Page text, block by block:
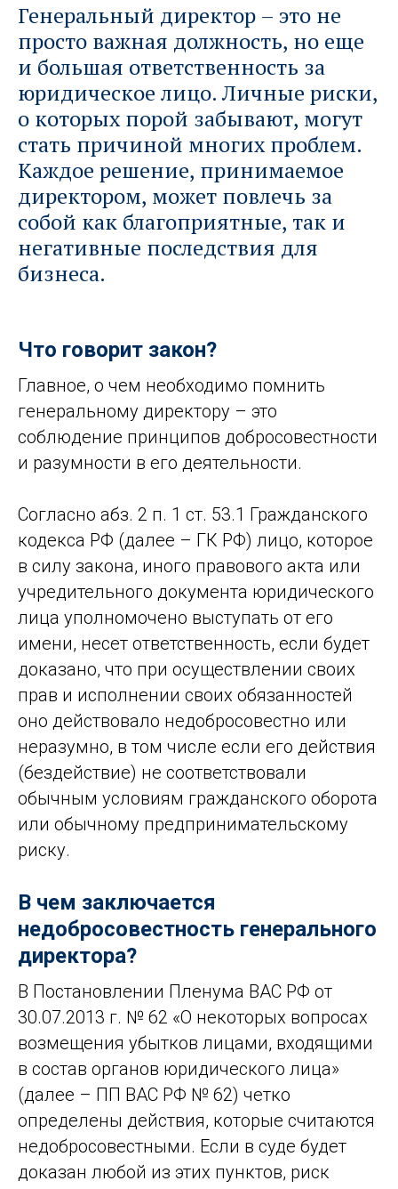
Генеральный директор – это не
просто важная должность, но еще
и большая ответственность за
юридическое лицо. Личные риски,
о которых порой забывают, могут
стать причиной многих проблем.
Каждое решение, принимаемое
директором, может повлечь за
собой как благоприятные, так и
негативные последствия для
бизнеса.
Что говорит закон?
Главное, о чем необходимо помнить
генеральному директору – это
соблюдение принципов добросовестности
и разумности в его деятельности.
Согласно абз. 2 п. 1 ст. 53.1 Гражданского
кодекса РФ (далее – ГК РФ) лицо, которое
в силу закона, иного правового акта или
учредительного документа юридического
лица уполномочено выступать от его
имени, несет ответственность, если будет
доказано, что при осуществлении своих
прав и исполнении своих обязанностей
оно действовало недобросовестно или
неразумно, в том числе если его действия
(бездействие) не соответствовали
обычным условиям гражданского оборота
или обычному предпринимательскому
риску.
В чем заключается
недобросовестность генерального
директора?
В Постановлении Пленума ВАС РФ от
30.07.2013 г. № 62 «О некоторых вопросах
возмещения убытков лицами, входящими
в состав органов юридического лица»
(далее – ПП ВАС РФ № 62) четко
определены действия, которые считаются
недобросовестными. Если в суде будет
доказан любой из этих пунктов, риск